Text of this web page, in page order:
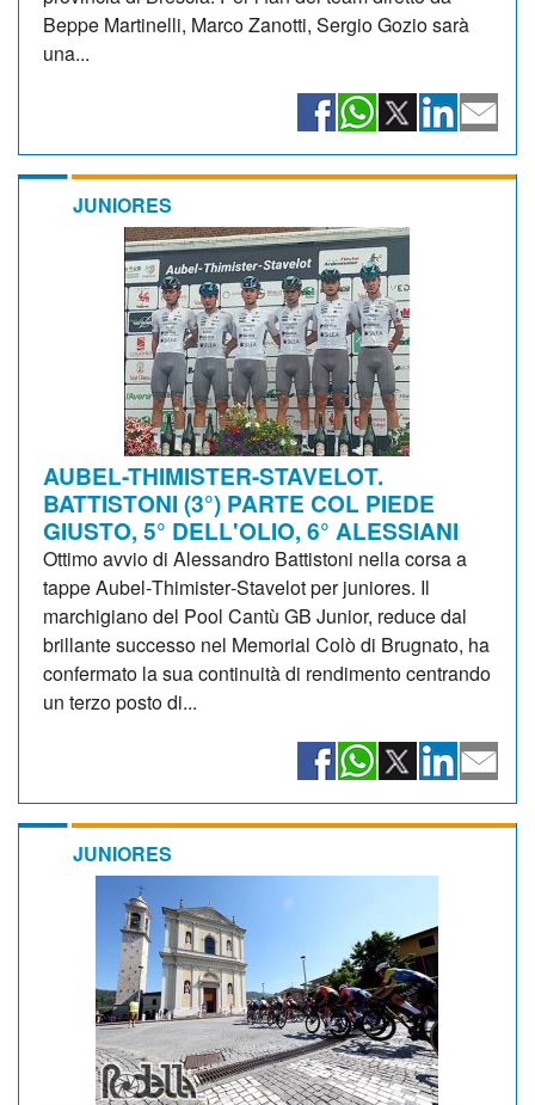
Beppe Martinelli, Marco Zanotti, Sergio Gozio sarà
una...
JUNIORES
AUBEL-THIMISTER-STAVELOT.
BATTISTONI (3°) PARTE COL PIEDE
GIUSTO, 5° DELL'OLIO, 6° ALESSIANI
Ottimo avvio di Alessandro Battistoni nella corsa a
tappe Aubel‑Thimister‑Stavelot per juniores. Il
marchigiano del Pool Cantù GB Junior, reduce dal
brillante successo nel Memorial Colò di Brugnato, ha
confermato la sua continuità di rendimento centrando
un terzo posto di...
JUNIORES